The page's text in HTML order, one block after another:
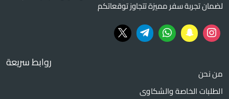
لضمان تجربة سفر مميزة تتجاوز توقعاتكم
روابط سريعة
من نحن
الطلبات الخاصة والشكاوى